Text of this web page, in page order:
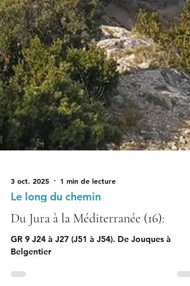
3 oct. 2025 1 min de lecture
Le long du chemin
Du Jura à la Méditerranée (16):